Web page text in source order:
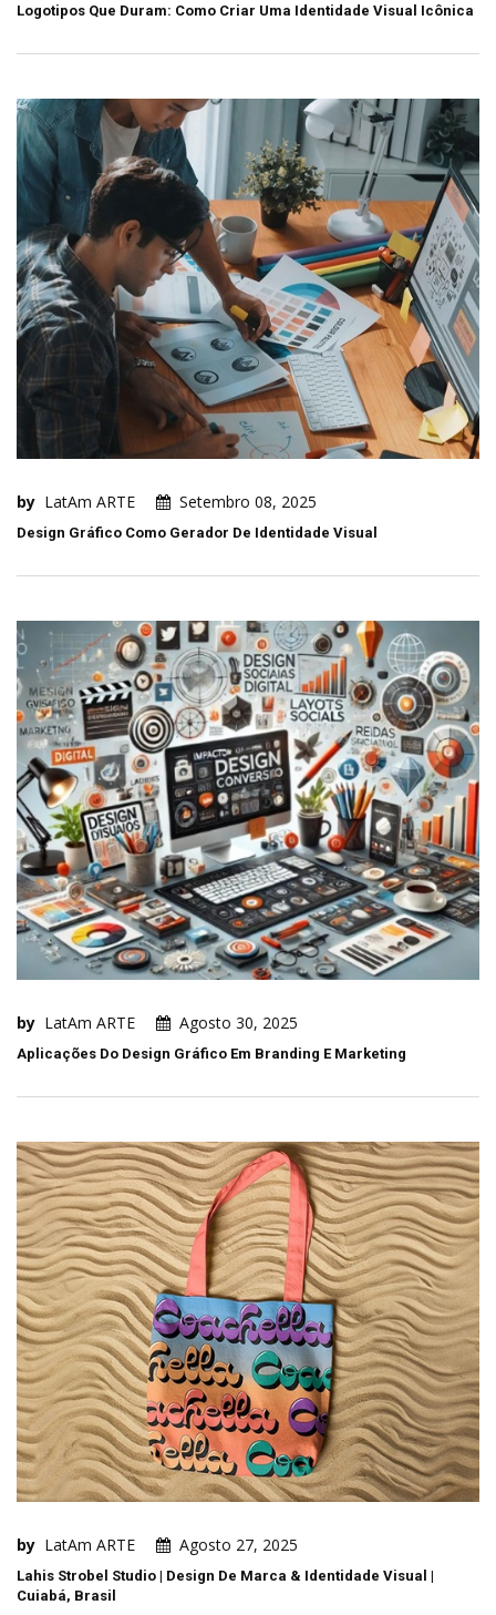
Logotipos Que Duram: Como Criar Uma Identidade Visual Icônica
by LatAm ARTE Setembro 08, 2025
Design Gráfico Como Gerador De Identidade Visual
by LatAm ARTE Agosto 30, 2025
Aplicações Do Design Gráfico Em Branding E Marketing
by LatAm ARTE Agosto 27, 2025
Lahis Strobel Studio | Design De Marca & Identidade Visual |
Cuiabá, Brasil